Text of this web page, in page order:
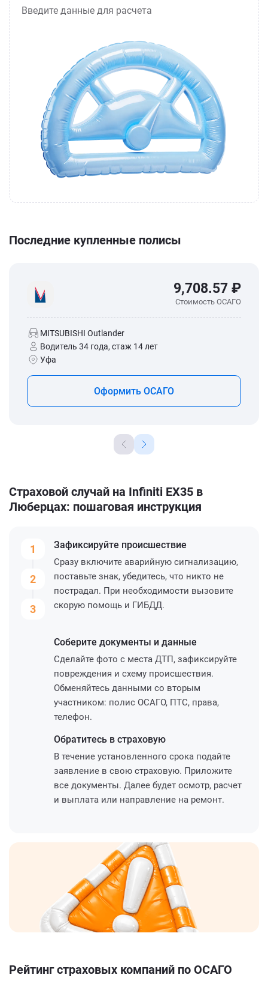
Введите данные для расчета
Последние купленные полисы
9,708.57 ₽
Стоимость ОСАГО
MITSUBISHI Outlander
Водитель 34 года, стаж 14 лет
Уфа
Оформить ОСАГО
Страховой случай на Infiniti EX35 в
Люберцах: пошаговая инструкция
1
2
3
Зафиксируйте происшествие
Сразу включите аварийную сигнализацию,
поставьте знак, убедитесь, что никто не
пострадал. При необходимости вызовите
скорую помощь и ГИБДД.
Соберите документы и данные
Сделайте фото с места ДТП, зафиксируйте
повреждения и схему происшествия.
Обменяйтесь данными со вторым
участником: полис ОСАГО, ПТС, права,
телефон.
Обратитесь в страховую
В течение установленного срока подайте
заявление в свою страховую. Приложите
все документы. Далее будет осмотр, расчет
и выплата или направление на ремонт.
Рейтинг страховых компаний по ОСАГО